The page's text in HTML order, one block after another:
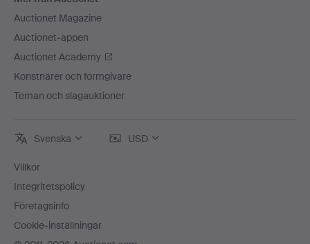
Auctionet Magazine
Auctionet-appen
Auctionet Academy
Konstnärer och formgivare
Teman och slagauktioner
Svenska USD
Villkor
Integritetspolicy
Företagsinfo
Cookie-inställningar